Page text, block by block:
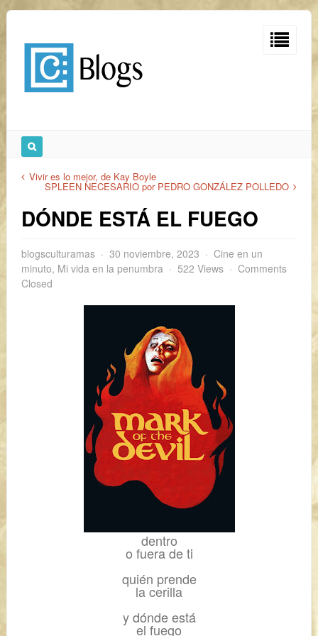
Vivir es lo mejor, de Kay Boyle
SPLEEN NECESARIO por PEDRO GONZÁLEZ POLLEDO
DÓNDE ESTÁ EL FUEGO
blogsculturamas 30 noviembre, 2023
Cine en un
minuto, Mi vida en la penumbra 522 Views
Comments
Closed
dentro
o fuera de ti
quién prende
la cerilla
y dónde está
el fuego